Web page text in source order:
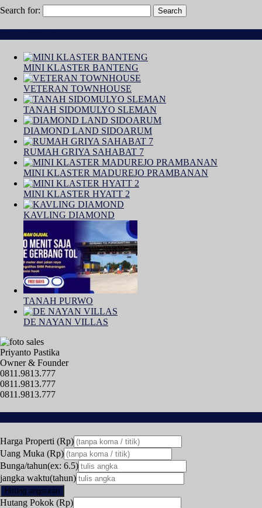
Search for:
MINI KLASTER BANTENG
VETERAN TOWNHOUSE
TANAH SIDOMULYO SLEMAN
DIAMOND LAND SIDOARUM
RUMAH GRIYA SAHABAT 7
MINI KLASTER MADUREJO PRAMBANAN
MINI KLASTER HYATT 2
KAVLING DIAMOND
TANAH PURWO
DE NAYAN VILLAS
Priyanto Pastika
Owner & Founder
0811.9813.777
0811.9813.777
0811.9813.777
Harga Properti (Rp)
Uang Muka (Rp)
Bunga/tahun(ex: 6.5)
jangka waktu(tahun)
Hitung angsuran
Hutang Pokok (Rp)